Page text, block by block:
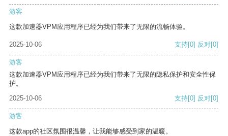
游客
这款加速器VPM应用程序已经为我们带来了无限的流畅体验。
2025-10-06 支持[0] 反对[0]
游客
这款加速器VPM应用程序已经为我们带来了无限的隐私保护和安全性保
护。
2025-10-06
支持[0] 反对[0]
游客
这款app的社区氛围很温馨，让我能够感受到家的温暖。